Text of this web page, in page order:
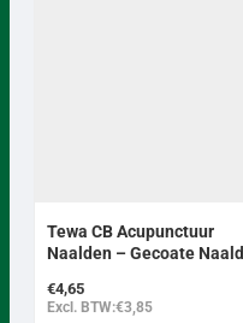
BEST VERKOCHT
Tewa CB Acupunctuur
Naalden – Gecoate Naald
(Zonder Geleidend Buisje)
€4,65
Excl. BTW:€3,85